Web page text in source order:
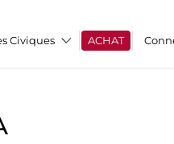
Civiques ACHAT